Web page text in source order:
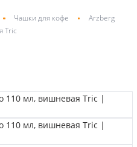
Чашки для кофе
Arzberg
Tric